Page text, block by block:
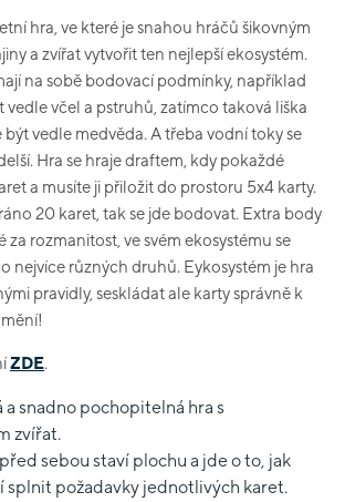
hra, ve které je snahou hráčů šikovným
a zvířat vytvořit ten nejlepší ekosystém.
na sobě bodovací podmínky, například
vedle včel a pstruhů, zatímco taková liška
vedle medvěda. A třeba vodní toky se
Hra se hraje draftem, kdy pokaždé
a musíte ji přiložit do prostoru 5x4 karty.
20 karet, tak se jde bodovat. Extra body
za rozmanitost, ve svém ekosystému se
nejvíce různých druhů. Eykosystém je hra
pravidly, seskládat ale karty správně k
ZDE.
a snadno pochopitelná hra s
zvířat.
sebou staví plochu a jde o to, jak
splnit požadavky jednotlivých karet.